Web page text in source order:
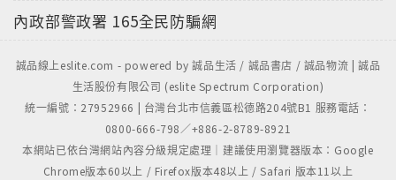
內政部警政署 165全民防騙網
誠品線上eslite.com - powered by 誠品生活 / 誠品書店 / 誠品物流 | 誠品
生活股份有限公司 (eslite Spectrum Corporation)
統一編號：27952966 | 台灣台北市信義區松德路204號B1 服務電話：
0800-666-798／+886-2-8789-8921
本網站已依台灣網站內容分級規定處理｜建議使用瀏覽器版本：Google
Chrome版本60以上 / Firefox版本48以上 / Safari 版本11以上